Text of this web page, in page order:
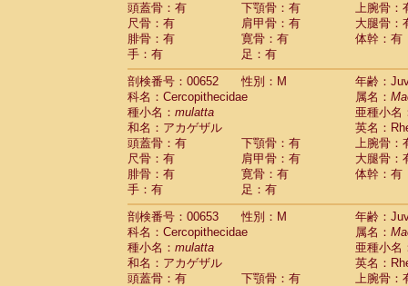
頭蓋骨：有
下顎骨：有
上腕骨：
尺骨：有
肩甲骨：有
大腿骨：
腓骨：有
寛骨：有
体幹：有
手：有
足：有
剖検番号：00652
性別：M
年齢：
科名：Cercopithecidae
属名：
種小名： mulatta
亜種小名
和名：アカゲザル
英名：
頭蓋骨：有
下顎骨：有
上腕骨：
尺骨：有
肩甲骨：有
大腿骨：
腓骨：有
寛骨：有
体幹：有
手：有
足：有
剖検番号：00653
性別：M
年齢：
科名：Cercopithecidae
属名：
種小名： mulatta
亜種小名
和名：アカゲザル
英名：
頭蓋骨：有
下顎骨：有
上腕骨：